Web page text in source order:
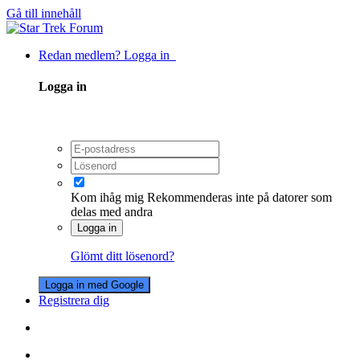
Gå till innehåll
Redan medlem? Logga in
Logga in
Kom ihåg mig Rekommenderas inte på datorer som
delas med andra
Logga in
Glömt ditt lösenord?
Logga in med Google
Registrera dig